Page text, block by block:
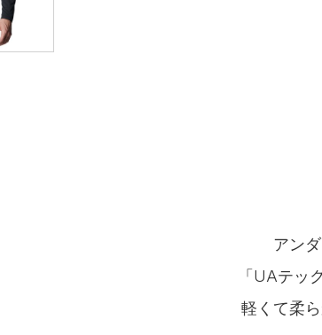
アン
「UAテッ
軽くて柔